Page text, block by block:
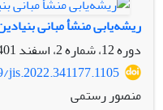
ریشه‌یابی منشأ مبانی
دوره 12، شماره 2، اسفند 1401، صفحه
منصور رستمی